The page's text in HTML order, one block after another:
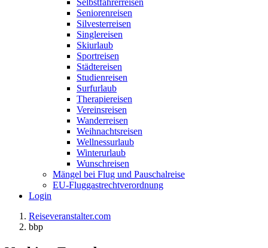
Selbstfahrerreisen
Seniorenreisen
Silvesterreisen
Singlereisen
Skiurlaub
Sportreisen
Städtereisen
Studienreisen
Surfurlaub
Therapiereisen
Vereinsreisen
Wanderreisen
Weihnachtsreisen
Wellnessurlaub
Winterurlaub
Wunschreisen
Mängel bei Flug und Pauschalreise
EU-Fluggastrechtverordnung
Login
Reiseveranstalter.com
bbp